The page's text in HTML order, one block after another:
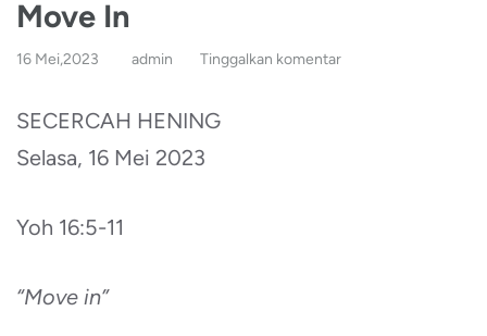
Move In
16 Mei,2023 admin Tinggalkan komentar
SECERCAH HENING
Selasa, 16 Mei 2023
Yoh 16:5-11
“Move in”